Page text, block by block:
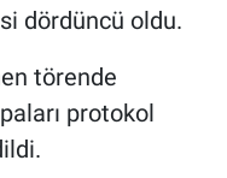
dördüncü oldu.
törende
protokol